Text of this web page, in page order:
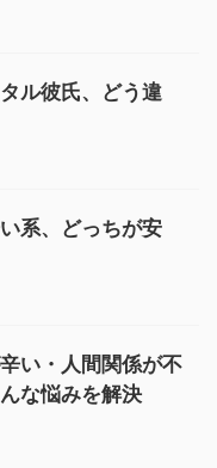
ル彼氏、どう違
系、どっちが安
い・人間関係が不
な悩みを解決